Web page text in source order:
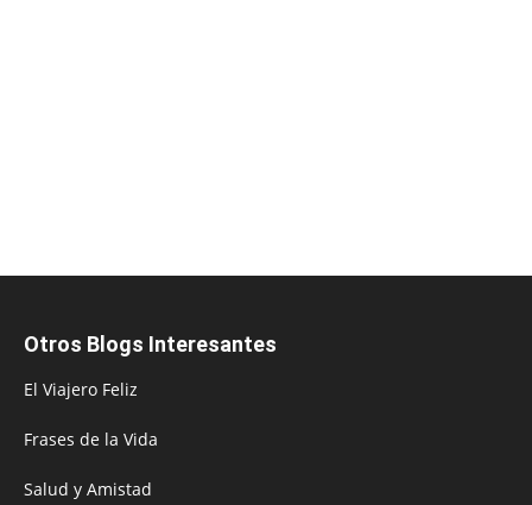
Otros Blogs Interesantes
El Viajero Feliz
Frases de la Vida
Salud y Amistad